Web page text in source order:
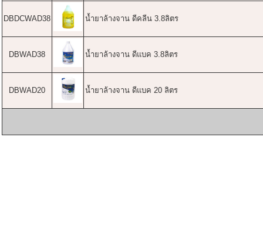
DBDCWAD38 น้ำยาล้างจาน ดีคลีน 3.8ลิตร
DBWAD38 น้ำยาล้างจาน ดีแบค 3.8ลิตร
DBWAD20 น้ำยาล้างจาน ดีแบค 20 ลิตร